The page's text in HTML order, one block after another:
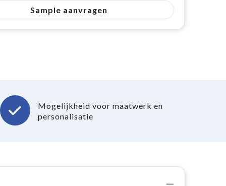
Sample aanvragen
Mogelijkheid voor maatwerk en
personalisatie